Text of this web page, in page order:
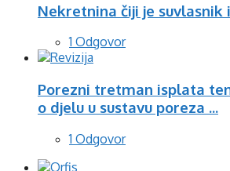
Nekretnina čiji je suvlasnik
1 Odgovor
Porezni tretman isplata
o djelu u sustavu poreza ...
1 Odgovor